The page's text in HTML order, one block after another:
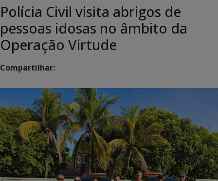
Polícia Civil visita abrigos de
pessoas idosas no âmbito da
Operação Virtude
Compartilhar: